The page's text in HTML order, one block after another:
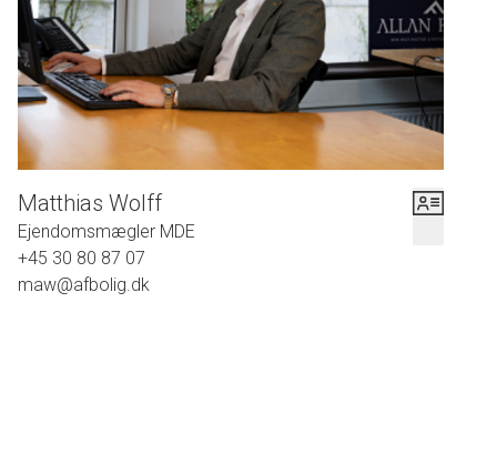
udført efter gældende regler, idet der ikke er
vådrumsmembran ved gulv eller vægoverflader.
Lyder det som noget for dig? Så kontakt os for en
fremvisning.
Matthias Wolff
Ejendomsmægler MDE
+45 30 80 87 07
maw@afbolig.dk